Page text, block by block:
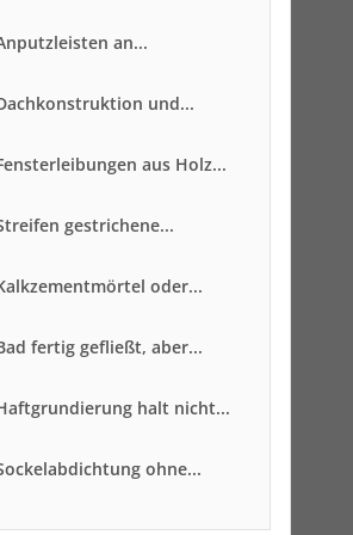
an...
und...
aus Holz...
gestrichene...
oder...
fertig gefließt, aber...
halt nicht...
ohne...